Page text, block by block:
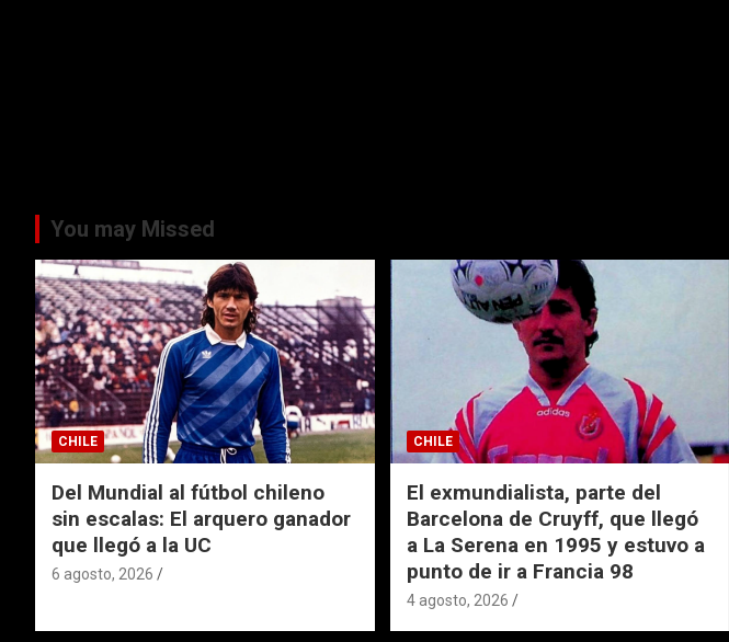
You may Missed
CHILE
Del Mundial al fútbol chileno
sin escalas: El arquero ganador
que llegó a la UC
6 agosto, 2026
CHILE
El exmundialista, parte del
Barcelona de Cruyff, que llegó
a La Serena en 1995 y estuvo a
punto de ir a Francia 98
4 agosto, 2026